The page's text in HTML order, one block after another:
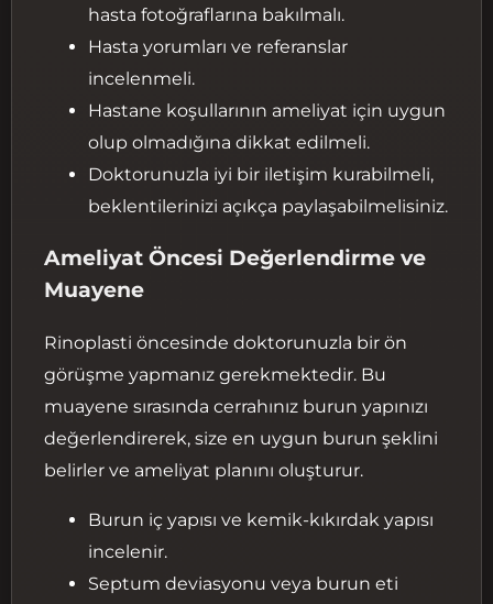
hasta fotoğraflarına bakılmalı.
Hasta yorumları ve referanslar
incelenmeli.
Hastane koşullarının ameliyat için uygun
olup olmadığına dikkat edilmeli.
Doktorunuzla iyi bir iletişim kurabilmeli,
beklentilerinizi açıkça paylaşabilmelisiniz.
Ameliyat Öncesi Değerlendirme ve
Muayene
Rinoplasti öncesinde doktorunuzla bir ön
görüşme yapmanız gerekmektedir. Bu
muayene sırasında cerrahınız burun yapınızı
değerlendirerek, size en uygun burun şeklini
belirler ve ameliyat planını oluşturur.
Burun iç yapısı ve kemik-kıkırdak yapısı
incelenir.
Septum deviasyonu veya burun eti